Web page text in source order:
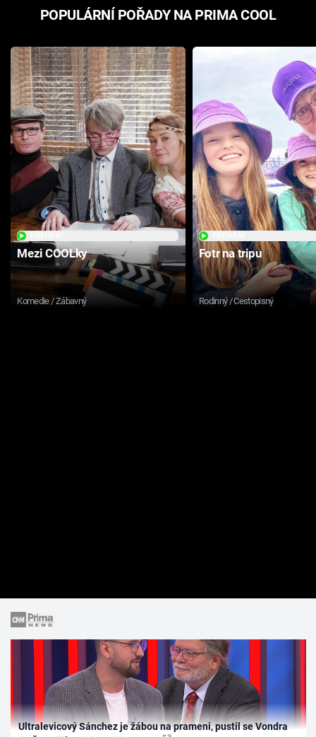
POPULÁRNÍ POŘADY NA PRIMA COOL
Mezi COOLky
Komedie / Zábavný
Fotr na tripu
Rodinný / Cestopisný
Ultralevicový Sánchez je žábou na prameni, pustil se Vondra